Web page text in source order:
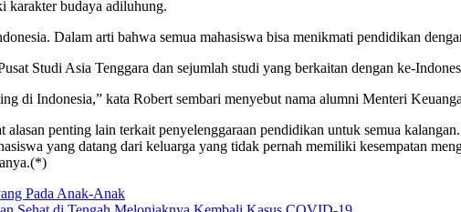
karakter budaya adiluhung.
Dalam arti bahwa semua mahasiswa bisa menikmati pendidikan
Studi Asia Tenggara dan sejumlah studi yang berkaitan dengan ke-
di Indonesia,” kata Robert sembari menyebut nama alumni Menteri
penting lain terkait penyelenggaraan pendidikan untuk semua
yang datang dari keluarga yang tidak pernah memiliki kesempatan
Pada Anak-Anak